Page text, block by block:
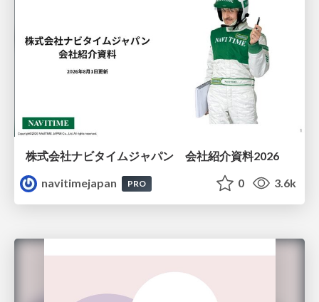
株式会社ナビタイムジャパン 会社紹介資料2026
navitimejapan
PRO 0 3.6k